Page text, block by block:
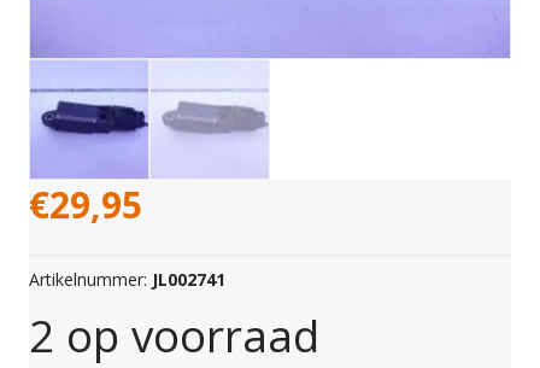
€29,95
Artikelnummer: JL002741
2 op voorraad